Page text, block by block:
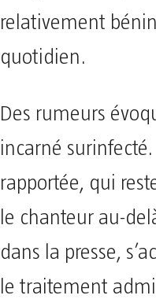
relativement
quotidien.
Des rumeurs
incarné surinfecté.
rapportée, qui
le chanteur au-
dans la presse,
le traitement